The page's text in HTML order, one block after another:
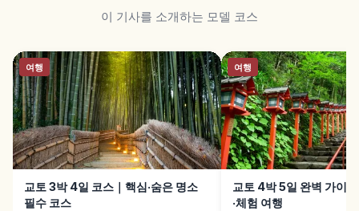
이 기사를 소개하는 모델 코스
여행
교토 3박 4일 코스｜핵심·숨은 명소
필수 코스
여행
교토 4박 5일 완벽 가이
·체험 여행